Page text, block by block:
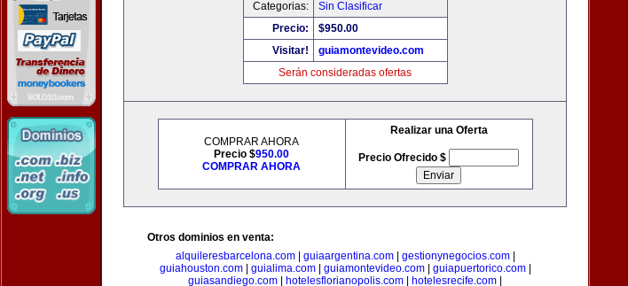
Categorias:
Sin Clasificar
Precio:
$950.00
Visitar!
guiamontevideo.com
Serán consideradas ofertas
COMPRAR AHORA
Precio $950.00
COMPRAR AHORA
Realizar una Oferta
Precio Ofrecido $
Otros dominios en venta:
alquileresbarcelona.com| guiaargentina.com| gestionynegocios.com|
guiahouston.com| guialima.com| guiamontevideo.com| guiapuertorico.com|
guiasandiego.com
hotelesflorianopolis.com hotelesrecife.com